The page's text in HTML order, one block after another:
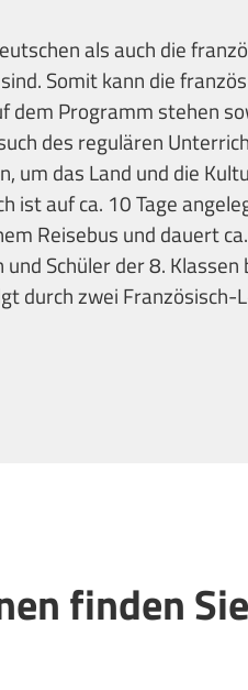
als auch die
Somit kann die
dem Programm stehen
des regulären
um das Land und die
ist auf ca. 10 Tage
Reisebus und dauert
Schüler der 8.
durch zwei
finden